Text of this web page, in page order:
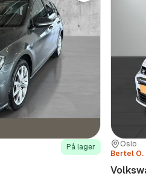
På lager Sted:
Oslo
Bertel